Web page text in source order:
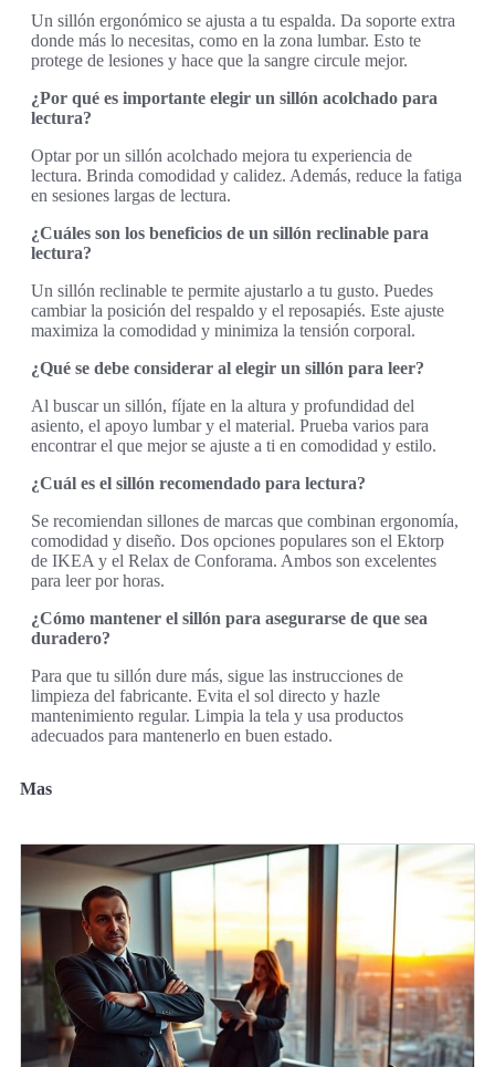
Un sillón ergonómico se ajusta a tu espalda. Da soporte extra
donde más lo necesitas, como en la zona lumbar. Esto te
protege de lesiones y hace que la sangre circule mejor.
¿Por qué es importante elegir un sillón acolchado para
lectura?
Optar por un sillón acolchado mejora tu experiencia de
lectura. Brinda comodidad y calidez. Además, reduce la fatiga
en sesiones largas de lectura.
¿Cuáles son los beneficios de un sillón reclinable para
lectura?
Un sillón reclinable te permite ajustarlo a tu gusto. Puedes
cambiar la posición del respaldo y el reposapiés. Este ajuste
maximiza la comodidad y minimiza la tensión corporal.
¿Qué se debe considerar al elegir un sillón para leer?
Al buscar un sillón, fíjate en la altura y profundidad del
asiento, el apoyo lumbar y el material. Prueba varios para
encontrar el que mejor se ajuste a ti en comodidad y estilo.
¿Cuál es el sillón recomendado para lectura?
Se recomiendan sillones de marcas que combinan ergonomía,
comodidad y diseño. Dos opciones populares son el Ektorp
de IKEA y el Relax de Conforama. Ambos son excelentes
para leer por horas.
¿Cómo mantener el sillón para asegurarse de que sea
duradero?
Para que tu sillón dure más, sigue las instrucciones de
limpieza del fabricante. Evita el sol directo y hazle
mantenimiento regular. Limpia la tela y usa productos
adecuados para mantenerlo en buen estado.
Mas